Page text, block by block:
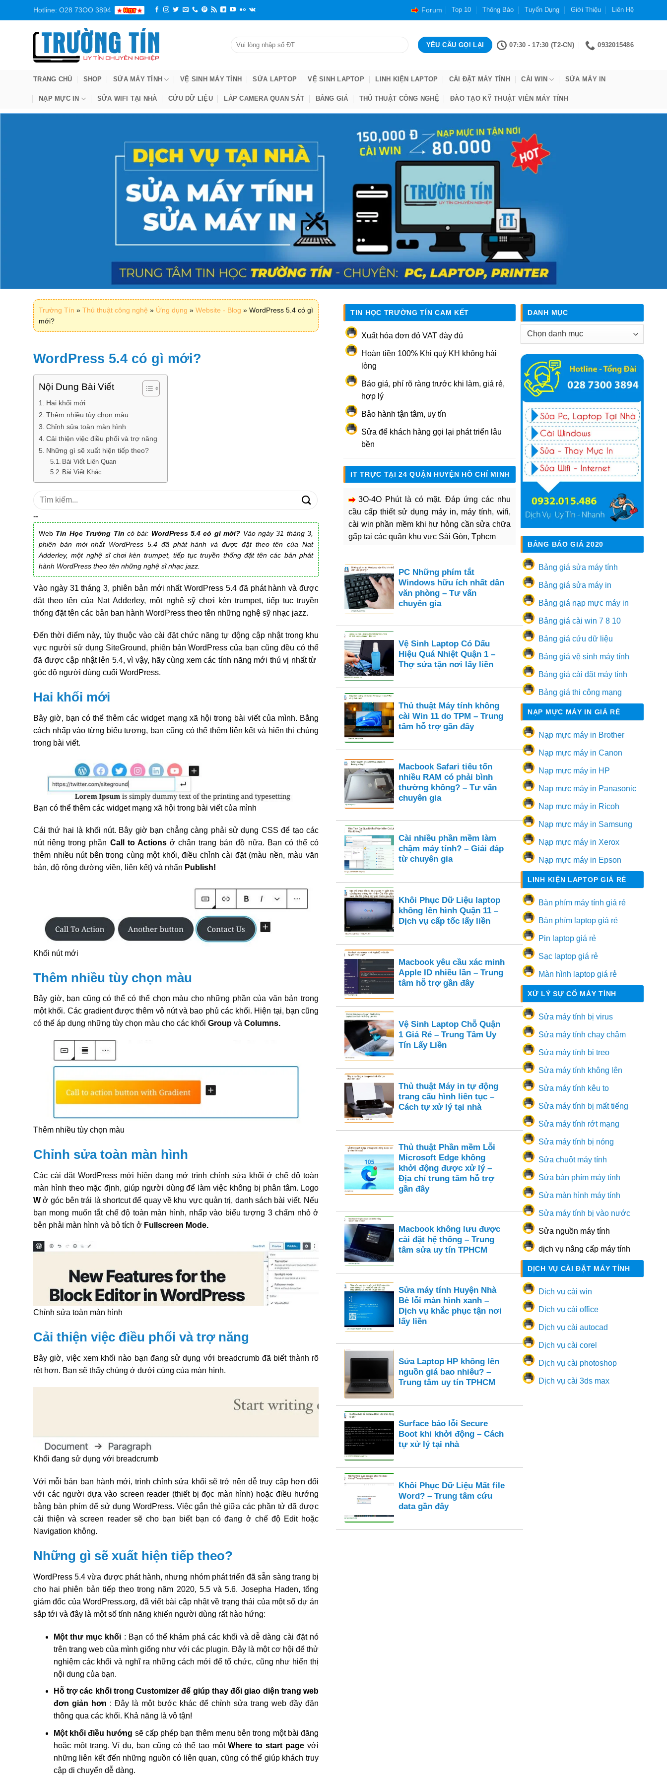
Hotline: O28 73OO 3894 Forum Top 10 Thông Báo Tuyển Dụng Giới Thiệu Liên Hệ
07:30 - 17:30 (T2-CN) 0932015486
TRANG CHỦ SHOP SỬA MÁY TÍNH VỆ SINH MÁY TÍNH SỬA LAPTOP VỆ SINH LAPTOP LINH KIỆN LAPTOP CÀI ĐẶT MÁY TÍNH CÀI WIN SỬA MÁY IN
NẠP MỰC IN SỬA WIFI TẠI NHÀ CỨU DỮ LIỆU LẮP CAMERA QUAN SÁT BẢNG GIÁ THỦ THUẬT CÔNG NGHỆ ĐÀO TẠO KỸ THUẬT VIÊN MÁY TÍNH
Trường Tín » Thủ thuật công nghệ » Ứng dụng » Website - Blog » WordPress 5.4 có gì
mới?
WordPress 5.4 có gì mới?
Nội Dung Bài Viết
Hai khối mới
Thêm nhiều tùy chọn màu
Chỉnh sửa toàn màn hình
Cải thiện việc điều phối và trợ năng
Những gì sẽ xuất hiện tiếp theo?
Bài Viết Liên Quan
Bài Viết Khác
Tìm
--
Web Tin Học Trường Tín có bài: WordPress 5.4 có gì mới? Vào ngày 31 tháng 3,
phiên bản mới nhất WordPress 5.4 đã phát hành và được đặt theo tên của Nat
Adderley, một nghệ sĩ chơi kèn trumpet, tiếp tục truyền thống đặt tên các bản phát
hành WordPress theo tên những nghệ sĩ nhạc jazz.
Vào ngày 31 tháng 3, phiên bản mới nhất WordPress 5.4 đã phát hành và được
đặt theo tên của Nat Adderley, một nghệ sỹ chơi kèn trumpet, tiếp tục truyền
thống đặt tên các bản ban hành WordPress theo tên những nghệ sỹ nhạc jazz.
Đến thời điểm này, tùy thuộc vào cài đặt chức năng tự động cập nhật trong khu
vực người sử dụng SiteGround, phiên bản WordPress của bạn cũng đều có thể
đã được cập nhật lên 5.4, vì vậy, hãy cùng xem các tính năng mới thú vị nhất từ ​​
góc độ người dùng cuối WordPress.
Hai khối mới
Bây giờ, bạn có thể thêm các widget mạng xã hội trong bài viết của mình. Bằng
cách nhấp vào từng biểu tượng, bạn cũng có thể thêm liên kết và hiển thị chúng
trong bài viết.
Bạn có thể thêm các widget mạng xã hội trong bài viết của mình
Cái thứ hai là khối nút. Bây giờ bạn chẳng càng phải sử dụng CSS để tạo các
nút riêng trong phần Call to Actions ở chân trang bán đồ nữa. Bạn có thể có
thêm nhiều nút bên trong cùng một khối, điều chỉnh cài đặt (màu nền, màu văn
bản, độ rộng đường viền, liên kết) và nhấn Publish!
Khối nút mới
Thêm nhiều tùy chọn màu
Bây giờ, bạn cũng có thể có thể chọn màu cho những phần của văn bản trong
một khối. Các gradient được thêm vô nút và bao phủ các khối. Hiện tại, bạn cũng
có thể áp dụng những tùy chọn màu cho các khối Group và Columns.
Thêm nhiều tùy chọn màu
Chỉnh sửa toàn màn hình
Các cài đặt WordPress mới hiện đang mở trình chỉnh sửa khối ở chế độ toàn
màn hình theo mặc định, giúp người dùng để làm việc không bị phân tâm. Logo
Wở góc bên trái là shortcut để quay về khu vực quản trị, danh sách bài viết. Nếu
bạn mong muốn tắt chế độ toàn màn hình, nhấp vào biểu tượng 3 chấm nhỏ ở
bên phải màn hình và bỏ tích ở Fullscreen Mode.
Chỉnh sửa toàn màn hình
Cải thiện việc điều phối và trợ năng
Bây giờ, việc xem khối nào bạn đang sử dụng với breadcrumb đã biết thành rõ
rệt hơn. Bạn sẽ thấy chúng ở dưới cùng của màn hình.
Khối đang sử dụng với breadcrumb
Với mỗi bản ban hành mới, trình chỉnh sửa khối sẽ trở nên dễ truy cập hơn đối
với các người dựa vào screen reader (thiết bị đọc màn hình) hoặc điều hướng
bằng bàn phím để sử dụng WordPress. Việc gắn thẻ giữa các phần tử đã được
cải thiện và screen reader sẽ cho bạn biết bạn có đang ở chế độ Edit hoặc
Navigation không.
Những gì sẽ xuất hiện tiếp theo?
WordPress 5.4 vừa được phát hành, nhưng nhóm phát triển đã sẵn sàng trang bị
cho hai phiên bản tiếp theo trong năm 2020, 5.5 và 5.6. Josepha Haden, tổng
giám đốc của WordPress.org, đã viết bài cập nhật về trạng thái của một số dự án
sắp tới và đây là một số tính năng khiến người dùng rất hào hứng:
Một thư mục khối : Bạn có thể khám phá các khối và dễ dàng cài đặt nó
trên trang web của mình giống như với các plugin. Đây là một cơ hội để thử
nghiệm các khối và nghĩ ra những cách mới để tổ chức, cũng như hiển thị
nội dung của bạn.
Hỗ trợ các khối trong Customizerđể giúp thay đổi giao diện trang web
đơn giản hơn : Đây là một bước khác để chỉnh sửa trang web đầy đặn
thông qua các khối. Khả năng là vô tận!
Một khối điều hướng sẽ cấp phép bạn thêm menu bên trong một bài đăng
hoặc một trang. Ví dụ, bạn cũng có thể tạo mộtWhere to start pagevới
những liên kết đến những nguồn có liên quan, cũng có thể giúp khách truy
cập di chuyển dễ dàng.
TIN HỌC TRƯỜNG TÍN CAM KẾT
Xuất hóa đơn đỏ VAT đày đủ
Hoàn tiền 100% Khi quý KH không hài
lòng
Báo giá, phí rõ ràng trước khi làm, giá rẻ,
hợp lý
Bảo hành tận tâm, uy tín
Sửa để khách hàng gọi lại phát triển lâu
bền
IT TRỰC TẠI 24 QUẬN HUYỆN HỒ CHÍ MINH
3O-4O Phút là có mặt. Đáp ứng các nhu
cầu cấp thiết sử dụng máy in, máy tính, wifi,
cài win phần mềm khi hư hỏng cần sửa chữa
gấp tại các quận khu vực Sài Gòn, Tphcm
PC Những phím tắt
Windows hữu ích nhất dân
văn phòng – Tư vấn
chuyên gia
Vệ Sinh Laptop Có Dấu
Hiệu Quá Nhiệt Quận 1 –
Thợ sửa tận nơi lấy liền
Thủ thuật Máy tính không
cài Win 11 do TPM – Trung
tâm hỗ trợ gần đây
Macbook Safari tiêu tốn
nhiều RAM có phải bình
thường không? – Tư vấn
chuyên gia
Cài nhiều phần mềm làm
chậm máy tính? – Giải đáp
từ chuyên gia
Khôi Phục Dữ Liệu laptop
không lên hình Quận 11 –
Dịch vụ cấp tốc lấy liền
Macbook yêu cầu xác minh
Apple ID nhiều lần – Trung
tâm hỗ trợ gần đây
Vệ Sinh Laptop Chỗ Quận
1 Giá Rẻ – Trung Tâm Uy
Tín Lấy Liền
Thủ thuật Máy in tự động
trang cấu hình liên tục –
Cách tự xử lý tại nhà
Thủ thuật Phần mềm Lỗi
Microsoft Edge không
khởi động được xử lý –
Địa chỉ trung tâm hỗ trợ
gần đây
Macbook không lưu được
cài đặt hệ thống – Trung
tâm sửa uy tín TPHCM
Sửa máy tính Huyện Nhà
Bè lỗi màn hình xanh –
Dịch vụ khắc phục tận nơi
lấy liền
Sửa Laptop HP không lên
nguồn giá bao nhiêu? –
Trung tâm uy tín TPHCM
Surface báo lỗi Secure
Boot khi khởi động – Cách
tự xử lý tại nhà
Khôi Phục Dữ Liệu Mất file
Word? – Trung tâm cứu
data gần đây
DANH MỤC
Danh
BẢNG BÁO GIÁ 2020
Bảng giá sửa máy tính
Bảng giá sửa máy in
Bảng giá nạp mực máy in
Bảng giá cài win 7 8 10
Bảng giá cứu dữ liệu
Bảng giá vệ sinh máy tính
Bảng giá cài đặt máy tính
Bảng giá thi công mạng
NẠP MỰC MÁY IN GIÁ RẺ
Nạp mực máy in Brother
Nạp mực máy in Canon
Nạp mực máy in HP
Nạp mực máy in Panasonic
Nạp mực máy in Ricoh
Nạp mực máy in Samsung
Nạp mực máy in Xerox
Nạp mực máy in Epson
LINH KIỆN LAPTOP GIÁ RẺ
Bàn phím máy tính giá rẻ
Bàn phím laptop giá rẻ
Pin laptop giá rẻ
Sạc laptop giá rẻ
Màn hình laptop giá rẻ
XỬ LÝ SỰ CỐ MÁY TÍNH
Sửa máy tính bị virus
Sửa máy tính chạy chậm
Sửa máy tính bị treo
Sửa máy tính không lên
Sửa máy tính kêu to
Sửa máy tính bị mất tiếng
Sửa máy tính rớt mạng
Sửa máy tính bị nóng
Sửa chuột máy tính
Sửa bàn phím máy tính
Sửa màn hình máy tính
Sửa máy tính bị vào nước
Sửa nguồn máy tính
dịch vụ nâng cấp máy tính
DỊCH VỤ CÀI ĐẶT MÁY TÍNH
Dịch vụ cài win
Dịch vụ cài office
Dịch vụ cài autocad
Dịch vụ cài corel
Dịch vụ cài photoshop
Dịch vụ cài 3ds max